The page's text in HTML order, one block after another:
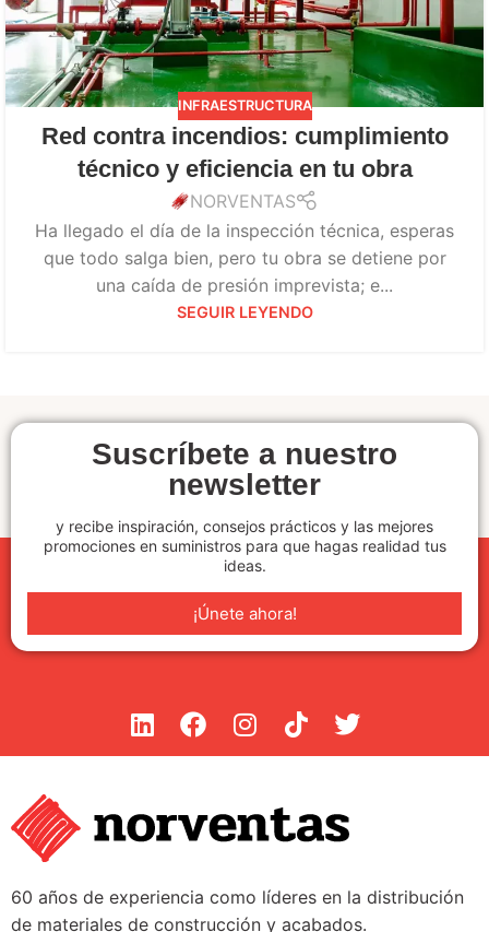
INFRAESTRUCTURA
Red contra incendios: cumplimiento
técnico y eficiencia en tu obra
NORVENTAS
Ha llegado el día de la inspección técnica, esperas
que todo salga bien, pero tu obra se detiene por
una caída de presión imprevista; e...
SEGUIR LEYENDO
Suscríbete a nuestro
newsletter
y recibe inspiración, consejos prácticos y las mejores
promociones en suministros para que hagas realidad tus
ideas.
¡Únete ahora!
60 años de experiencia como líderes en la distribución
de materiales de construcción y acabados.